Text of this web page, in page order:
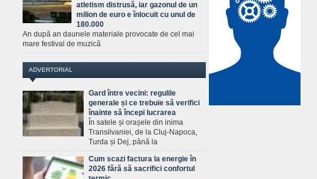
atletism distrusă, iar gazonul de un
milion de euro e înlocuit cu unul de
180.000
An după an daunele materiale provocate de cel mai
mare festival de muzică
ADVERTORIAL
Gard între vecini: regulile
generale și ce trebuie să verifici
înainte să începi lucrarea
În satele și orașele din inima
Transilvaniei, de la Cluj-Napoca,
Turda și Dej, până la
Cum scazi factura la energie în
2026 fără să sacrifici confortul